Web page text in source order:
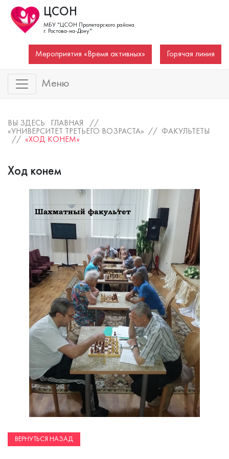
ЦСОН
МБУ "ЦСОН Пролетарского района
г. Ростова-на-Дону"
Мероприятия «Время активных» Горячая линия
Меню
ВЫ ЗДЕСЬ: ГЛАВНАЯ //
«УНИВЕРСИТЕТ ТРЕТЬЕГО ВОЗРАСТА» // ФАКУЛЬТЕТЫ
// «ХОД КОНЕМ»
Ход конем
ВЕРНУТЬСЯ НАЗАД